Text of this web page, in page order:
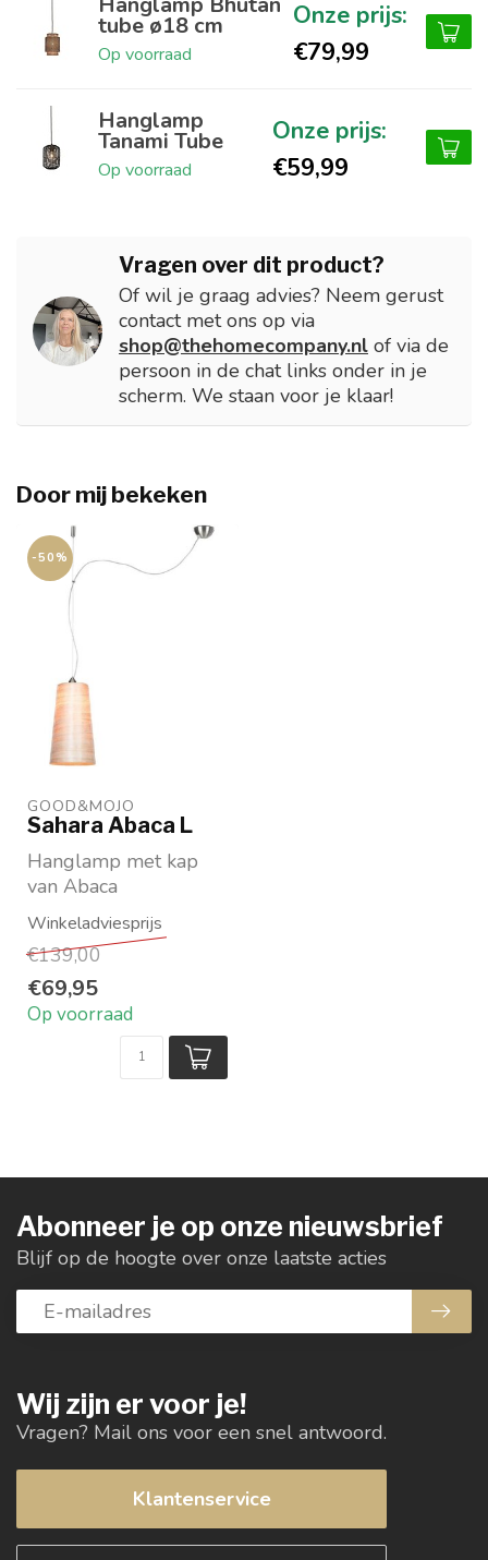
tube ø18 cm
Op voorraad €79,99
Hanglamp
Tanami Tube
Op voorraad €59,99
Vragen over dit product?
Of wil je graag advies? Neem gerust
contact met ons op via
shop@thehomecompany.nl of via de
persoon in de chat links onder in je
scherm. We staan voor je klaar!
Door mij bekeken
-50%
GOOD&MOJO
Sahara Abaca L
Hanglamp met kap
van Abaca
Kap maat hoogte 40
diameter 22 cm
€139,00
€69,95
Op voorraad
Wij zijn er voor je!
Vragen? Mail ons voor een snel antwoord.
Klantenservice
Abonneer je op onze nieuwsbrief
Blijf op de hoogte over onze laatste acties